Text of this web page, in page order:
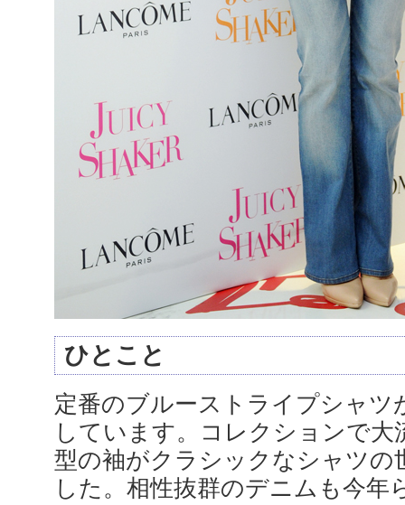
ひとこと
定番のブルーストライプシャツ
しています。コレクションで
型の袖がクラシックなシャツの
した。相性抜群のデニムも今年